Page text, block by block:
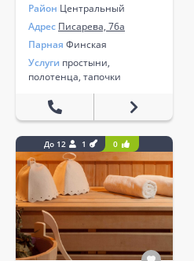
Район Центральный
Адрес Писарева, 76а
Парная Финская
Услуги простыни,
полотенца, тапочки
До 12 1 0